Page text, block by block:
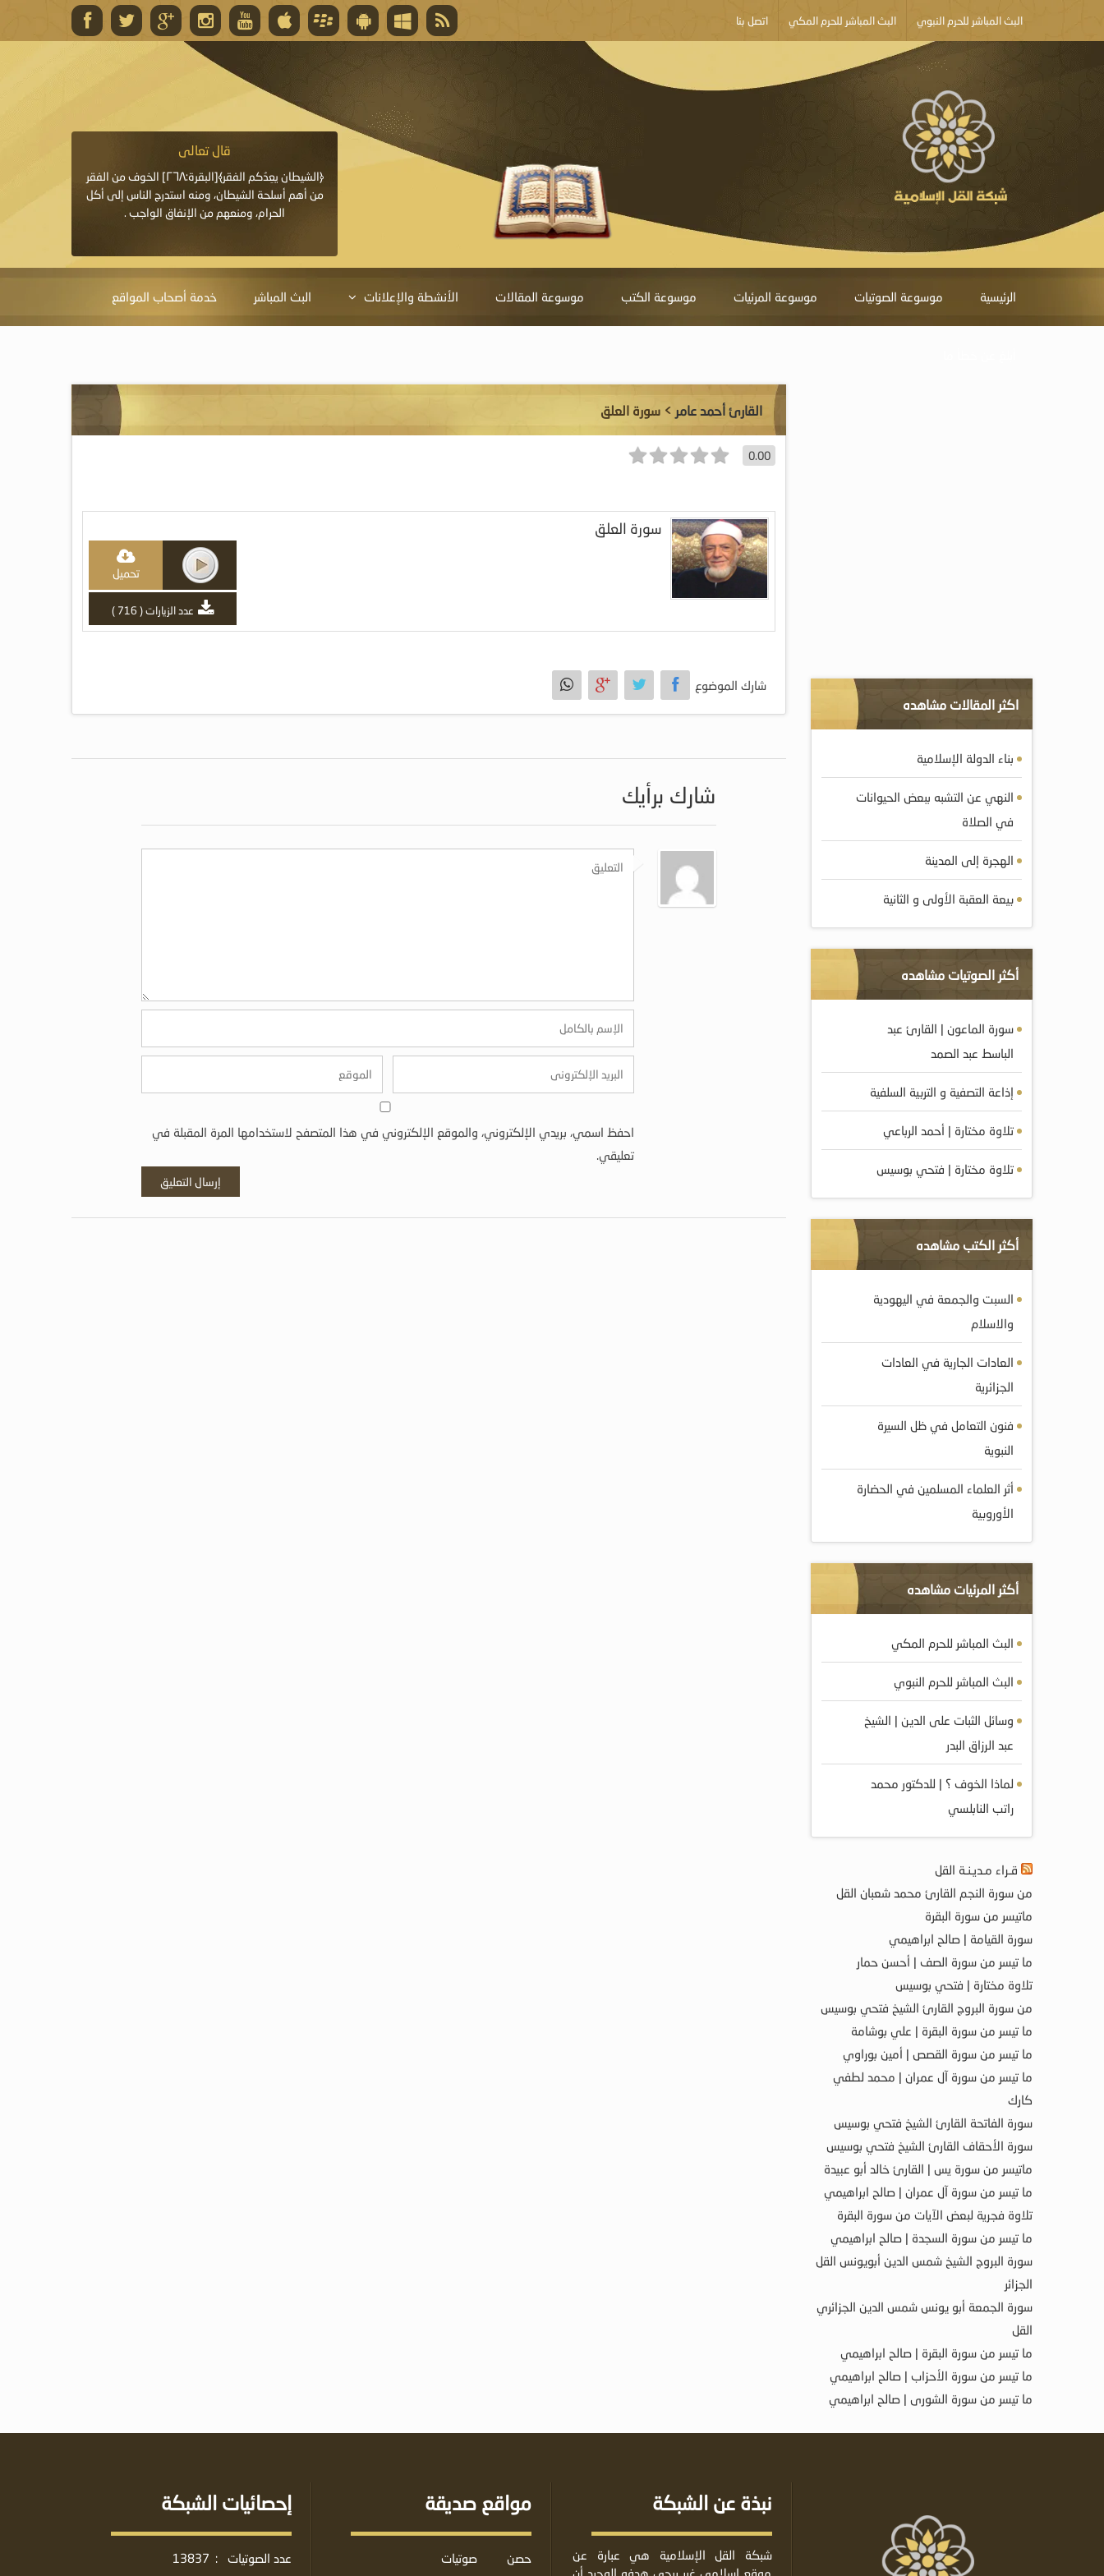
البث المباشر للحرم النبوي البث المباشر للحرم المكي اتصل بنا
قال تعالى
المغفرة لأنها أغلى جائزة، وهي مفتاح باب العطايا التي
قال تعالى
﴿الشيطان يعِدُكم الفقر﴾[البقرة:٢٦٨] الخوف من الفقر
من أهم أسلحة الشيطان، ومنه استدرج الناس إلى أكل
الحرام، ومنعهم من الإنفاق الواجب .
الرئيسية موسوعة الصوتيات موسوعة المرئيات موسوعة الكتب موسوعة المقالات الأنشطة والإعلانات البث المباشر خدمة أصحاب المواقع
القارئ أحمد عامر > سورة العلق
0.00
سورة العلق
تحميل
عدد الزيارات ( 716 )
شارك الموضوع
شارك برأيك
احفظ اسمي، بريدي الإلكتروني، والموقع الإلكتروني في هذا المتصفح لاستخدامها المرة المقبلة في
تعليقي.
اكثر المقالات مشاهده
بناء الدولة الإسلامية
النهي عن التشبه ببعض الحيوانات
في الصلاة
الهجرة إلى المدينة
بيعة العقبة الأولى و الثانية
أكثر الصوتيات مشاهده
سورة الماعون | القارئ عبد
الباسط عبد الصمد
إذاعة التصفية و التربية السلفية
تلاوة مختارة | أحمد الرباعي
تلاوة مختارة | فتحي بوسيس
أكثر الكتب مشاهده
السبت والجمعة في اليهودية
والاسلام
العادات الجارية في العادات
الجزائرية
فنون التعامل في ظل السيرة
النبوية
أثر العلماء المسلمين في الحضارة
الأوروبية
أكثر المرئيات مشاهده
البث المباشر للحرم المكي
البث المباشر للحرم النبوي
وسائل الثبات على الدين | الشيخ
عبد الرزاق البدر
لماذا الخوف ؟ | للدكتور محمد
راتب النابلسي
قـراء مـديـنـة القل
من سورة النجم القارئ محمد شعبان القل
ماتيسر من سورة البقرة
سورة القيامة | صالح ابراهيمي
ما تيسر من سورة الصف | أحسن حمار
تلاوة مختارة | فتحي بوسيس
من سورة البروج القارئ الشيخ فتحي بوسيس
ما تيسر من سورة البقرة | علي بوشامة
ما تيسر من سورة القصص | أمين بوراوي
ما تيسر من سورة آل عمران | محمد لطفي
كارك
سورة الفاتحة القارئ الشيخ فتحي بوسيس
سورة الأحقاف القارئ الشيخ فتحي بوسيس
ماتيسر من سورة يس | القارئ خالد أبو عبيدة
ما تيسر من سورة آل عمران | صالح ابراهيمي
تلاوة فجرية لبعض الآيات من سورة البقرة
ما تيسر من سورة السجدة | صالح ابراهيمي
سورة البروج الشيخ شمس الدين أبويونس القل
الجزائر
سورة الجمعة أبو يونس شمس الدين الجزائري
القل
ما تيسر من سورة البقرة | صالح ابراهيمي
ما تيسر من سورة الأحزاب | صالح ابراهيمي
ما تيسر من سورة الشورى | صالح ابراهيمي
نبذة عن الشبكة
شبكة القل الإسلامية هي عبارة عن
موقع إسلامي غير ربحي هدفه الوحيد أن
مواقع صديقة
حصن
صوتيات
إحصائيات الشبكة
عدد الصوتيات :
13837